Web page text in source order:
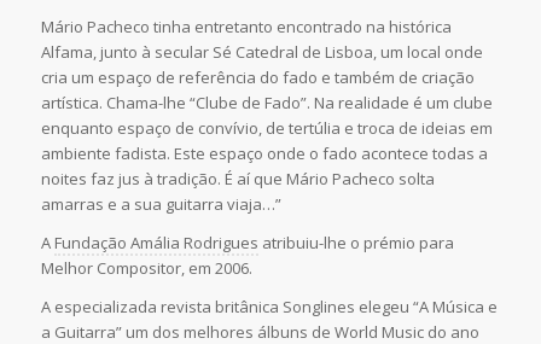
Mário Pacheco tinha entretanto encontrado na histórica
Alfama, junto à secular Sé Catedral de Lisboa, um local onde
cria um espaço de referência do fado e também de criação
artística. Chama-lhe “Clube de Fado”. Na realidade é um clube
enquanto espaço de convívio, de tertúlia e troca de ideias em
ambiente fadista. Este espaço onde o fado acontece todas a
noites faz jus à tradição. É aí que Mário Pacheco solta
amarras e a sua guitarra viaja…”
A Fundação Amália Rodrigues atribuiu-lhe o prémio para
Melhor Compositor, em 2006.
A especializada revista britânica Songlines elegeu “A Música e
a Guitarra” um dos melhores álbuns de World Music do ano